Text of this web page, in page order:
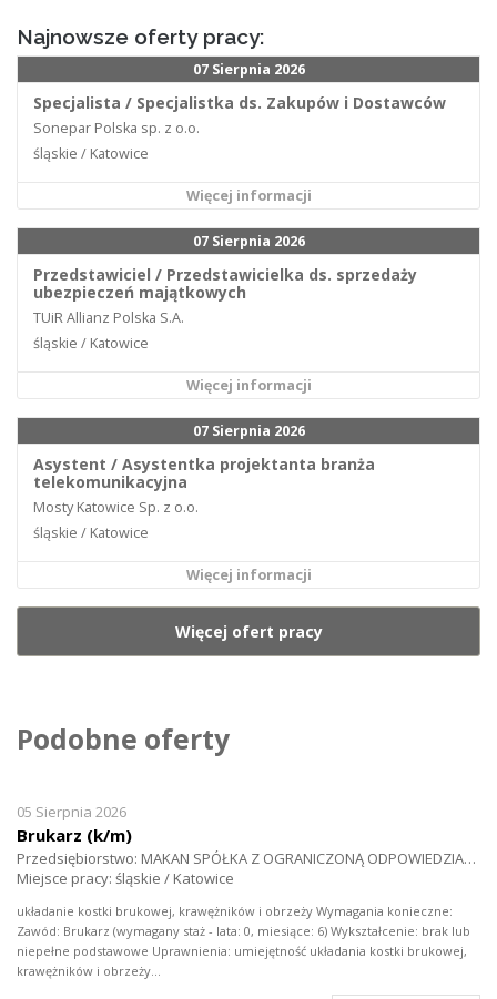
Najnowsze oferty pracy:
07 Sierpnia 2026
Specjalista / Specjalistka ds. Zakupów i Dostawców
Sonepar Polska sp. z o.o.
śląskie / Katowice
Więcej informacji
07 Sierpnia 2026
Przedstawiciel / Przedstawicielka ds. sprzedaży
ubezpieczeń majątkowych
TUiR Allianz Polska S.A.
śląskie / Katowice
Więcej informacji
07 Sierpnia 2026
Asystent / Asystentka projektanta branża
telekomunikacyjna
Mosty Katowice Sp. z o.o.
śląskie / Katowice
Więcej informacji
Więcej ofert pracy
Podobne oferty
05 Sierpnia 2026
Brukarz (k/m)
Przedsiębiorstwo: MAKAN SPÓŁKA Z OGRANICZONĄ ODPOWIEDZIALNOŚCIĄ
Miejsce pracy: śląskie / Katowice
układanie kostki brukowej, krawężników i obrzeży Wymagania konieczne:
Zawód: Brukarz (wymagany staż - lata: 0, miesiące: 6) Wykształcenie: brak lub
niepełne podstawowe Uprawnienia: umiejętność układania kostki brukowej,
krawężników i obrzeży...